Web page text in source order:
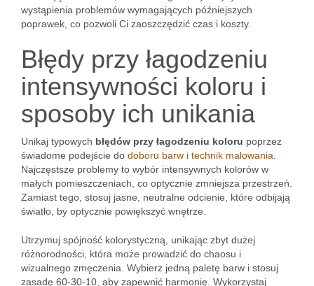
wystąpienia problemów wymagających późniejszych
poprawek, co pozwoli Ci zaoszczędzić czas i koszty.
Błędy przy łagodzeniu
intensywności koloru i
sposoby ich unikania
Unikaj typowych błędów przy łagodzeniu koloru poprzez
świadome podejście do doboru barw i technik malowania
Najczęstsze problemy to wybór intensywnych kolorów w
małych pomieszczeniach, co optycznie zmniejsza przestrzeń.
Zamiast tego, stosuj jasne, neutralne odcienie, które odbijają
światło, by optycznie powiększyć wnętrze.
Utrzymuj spójność kolorystyczną, unikając zbyt dużej
różnorodności, która może prowadzić do chaosu i
wizualnego zmęczenia. Wybierz jedną paletę barw i stosuj
zasadę 60-30-10, aby zapewnić harmonię. Wykorzystaj